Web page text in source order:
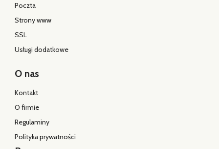
Poczta
Strony www
SSL
Usługi dodatkowe
O nas
Kontakt
O firmie
Regulaminy
Polityka prywatności